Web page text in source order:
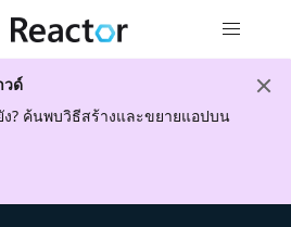
วด์
? ค้นพบวิธีสร้างและขยายแอปบน